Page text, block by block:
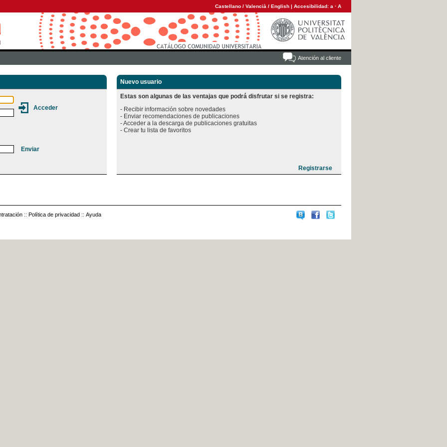
Castellano / Valencià / English | Accesibilidad: a · A
Atención al cliente
Nuevo usuario
Estas son algunas de las ventajas que podrá disfrutar si se registra:
- Recibir información sobre novedades
- Enviar recomendaciones de publicaciones
- Acceder a la descarga de publicaciones gratuitas
:: Política de privacidad :: Ayuda